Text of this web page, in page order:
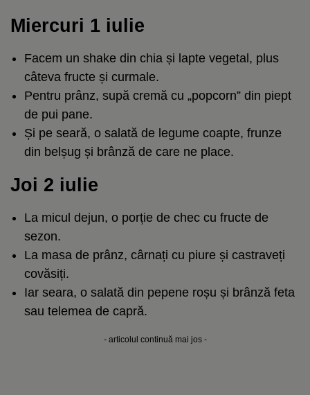
Miercuri 1 iulie
Facem un shake din chia și lapte vegetal, plus
câteva fructe și curmale.
Pentru prânz, supă cremă cu „popcorn” din piept
de pui pane.
Și pe seară, o salată de legume coapte, frunze
din belșug și brânză de care ne place.
Joi 2 iulie
La micul dejun, o porție de chec cu fructe de
sezon.
La masa de prânz, cârnați cu piure și castraveți
covăsiți.
Iar seara, o salată din pepene roșu și brânză feta
sau telemea de capră.
- articolul continuă mai jos -